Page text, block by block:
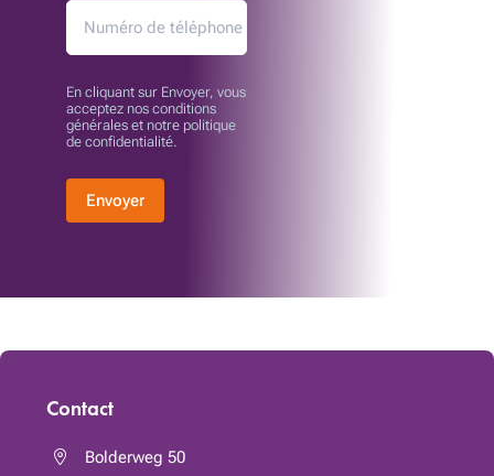
En cliquant sur Envoyer, vous
acceptez nos conditions
générales et notre politique
de confidentialité.
Envoyer
Contact
Bolderweg 50